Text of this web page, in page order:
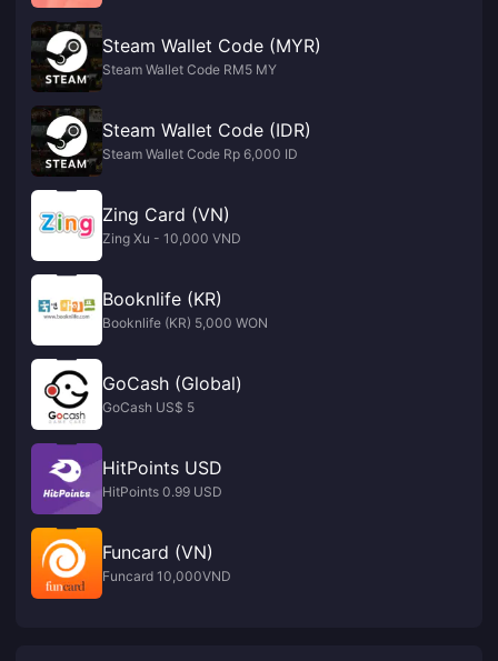
Steam Wallet Code (MYR)
Steam Wallet Code RM5 MY
Steam Wallet Code (IDR)
Steam Wallet Code Rp 6,000 ID
Zing Card (VN)
Zing Xu - 10,000 VND
Booknlife (KR)
Booknlife (KR) 5,000 WON
GoCash (Global)
GoCash US$ 5
HitPoints USD
HitPoints 0.99 USD
Funcard (VN)
Funcard 10,000VND